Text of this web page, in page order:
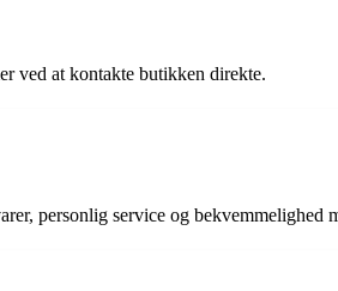
ved at kontakte butikken direkte.
personlig service og bekvemmelighed